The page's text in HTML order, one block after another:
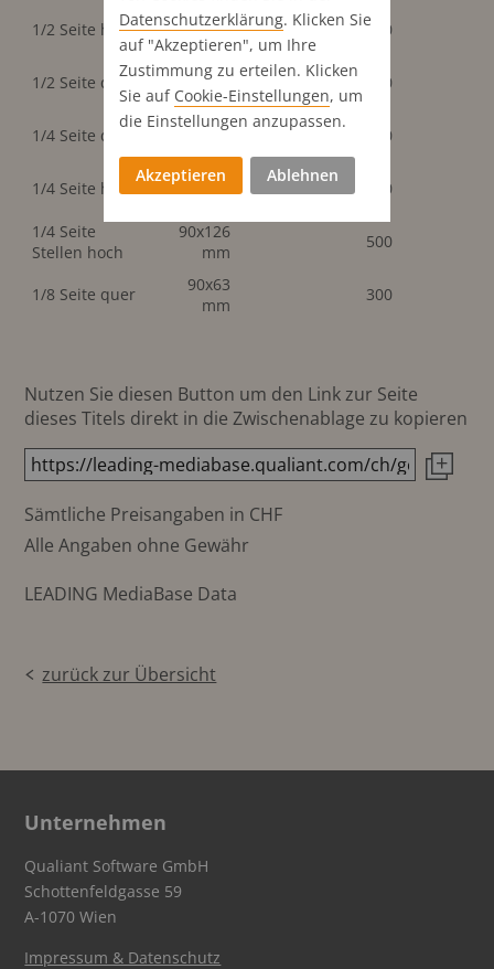
1/2 Seite hoch
90x266
mm
800
1/2 Seite quer
183x131
mm
800
1/4 Seite quer
183x63
480
1/4 Seite hoch
90x131
mm
480
1/4 Seite
Stellen hoch
90x126
mm
500
1/8 Seite quer
90x63
mm
300
Nutzen Sie diesen Button um den Link zur Seite
dieses Titels direkt in die Zwischenablage zu kopieren
Sämtliche Preisangaben in CHF
Alle Angaben ohne Gewähr
LEADING MediaBase Data
zurück zur Übersicht
Unternehmen
Qualiant Software GmbH
Schottenfeldgasse 59
A-1070 Wien
Impressum & Datenschutz
Datenschutz­erklärung. Klicken Sie
auf "Akzeptieren", um Ihre
Zustimmung zu erteilen. Klicken
Sie auf Cookie-Einstellungen, um
die Einstellungen anzupassen.
Akzeptieren Ablehnen